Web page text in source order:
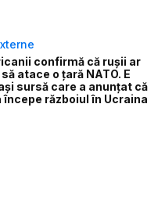
confirmă că rușii ar
atace o țară NATO. E
sursă care a anunțat că
începe războiul în Ucraina